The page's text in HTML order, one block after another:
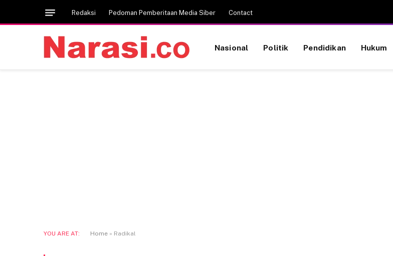
Redaksi Pedoman Pemberitaan Media Siber Contact
Nasional Politik Pendidikan Hukum
YOU ARE AT: Home » Radikal